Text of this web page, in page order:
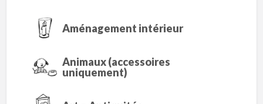
Aménagement intérieur
Animaux (accessoires
uniquement)